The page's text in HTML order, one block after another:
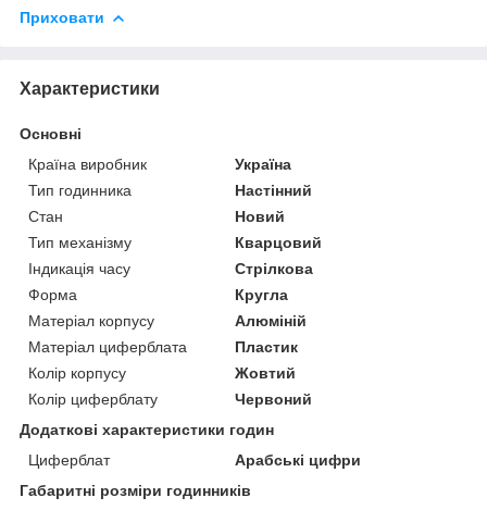
Приховати
Характеристики
Основні
Країна виробник
Україна
Тип годинника
Настінний
Стан
Новий
Тип механізму
Кварцовий
Індикація часу
Стрілкова
Форма
Кругла
Матеріал корпусу
Алюміній
Матеріал циферблата
Пластик
Колір корпусу
Жовтий
Колір циферблату
Червоний
Додаткові характеристики годин
Циферблат
Арабські цифри
Габаритні розміри годинників